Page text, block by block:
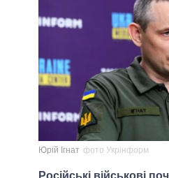
Юрій Ігнат фото Укрінформ